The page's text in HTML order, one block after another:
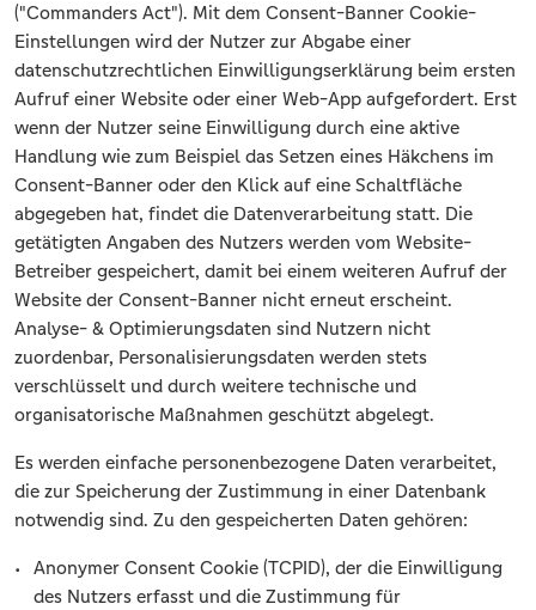
("Commanders Act"). Mit dem Consent-Banner Cookie-
Einstellungen wird der Nutzer zur Abgabe einer
datenschutzrechtlichen Einwilligungserklärung beim ersten
Aufruf einer Website oder einer Web-App aufgefordert. Erst
wenn der Nutzer seine Einwilligung durch eine aktive
Handlung wie zum Beispiel das Setzen eines Häkchens im
Consent-Banner oder den Klick auf eine Schaltfläche
abgegeben hat, findet die Datenverarbeitung statt. Die
getätigten Angaben des Nutzers werden vom Website-
Betreiber gespeichert, damit bei einem weiteren Aufruf der
Website der Consent-Banner nicht erneut erscheint.
Analyse- & Optimierungsdaten sind Nutzern nicht
zuordenbar, Personalisierungsdaten werden stets
verschlüsselt und durch weitere technische und
organisatorische Maßnahmen geschützt abgelegt.
Es werden einfache personenbezogene Daten verarbeitet,
die zur Speicherung der Zustimmung in einer Datenbank
notwendig sind. Zu den gespeicherten Daten gehören:
Anonymer Consent Cookie (TCPID), der die Einwilligung
des Nutzers erfasst und die Zustimmung für